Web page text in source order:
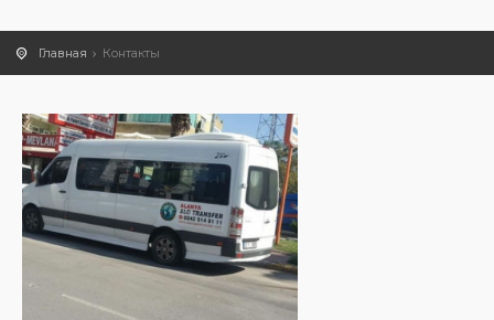
Главная Контакты